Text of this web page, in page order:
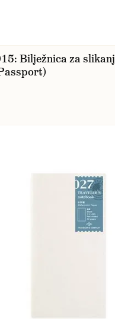
Bilježnica za